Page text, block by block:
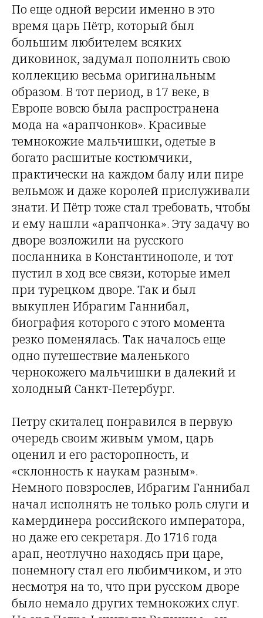
По еще одной версии именно в это
время царь Пётр, который был
большим любителем всяких
диковинок, задумал пополнить свою
коллекцию весьма оригинальным
образом. В тот период, в 17 веке, в
Европе вовсю была распространена
мода на «арапчонков». Красивые
темнокожие мальчишки, одетые в
богато расшитые костюмчики,
практически на каждом балу или пире
вельмож и даже королей прислуживали
знати. И Пётр тоже стал требовать, чтобы
и ему нашли «арапчонка». Эту задачу во
дворе возложили на русского
посланника в Константинополе, и тот
пустил в ход все связи, которые имел
при турецком дворе. Так и был
выкуплен Ибрагим Ганнибал,
биография которого с этого момента
резко поменялась. Так началось еще
одно путешествие маленького
чернокожего мальчишки в далекий и
холодный Санкт-Петербург.
Петру скиталец понравился в первую
очередь своим живым умом, царь
оценил и его расторопность, и
«склонность к наукам разным».
Немного повзрослев, Ибрагим Ганнибал
начал исполнять не только роль слуги и
камердинера российского императора,
но даже его секретаря. До 1716 года
арап, неотлучно находясь при царе,
понемногу стал его любимчиком, и это
несмотря на то, что при русском дворе
было немало других темнокожих слуг.